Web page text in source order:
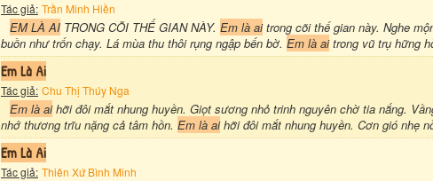
Tác giả: Trần Minh Hiền
EM LÀ AI TRONG CÕI THẾ GIAN NÀY. Em là aitrong cõi thế gian này. Nghe
buồn như trốn chạy. Lá mùa thu thôi rụng ngập bến bờ. Em là aitrong vũ trụ hững
Em Là Ai
Tác giả: Chu Thị Thúy Nga
Em là aihỡi đôi mắt nhung huyền. Giọt sương nhỏ trinh nguyên chờ tia nắng.
nhớ thương trĩu nặng cả tâm hồn. Em là aihỡi đôi mắt nhung huyền. Cơn gió nhẹ
Em Là Ai
Tác giả: Thiên Xứ Bình Minh